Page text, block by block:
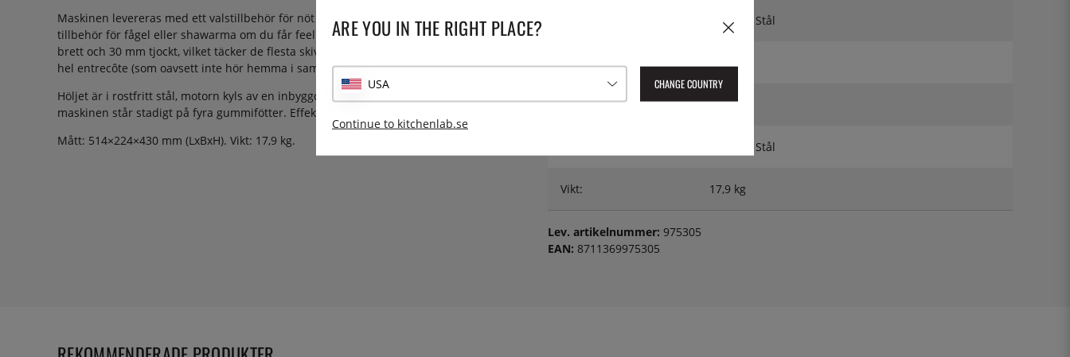
Maskinen levereras med ett valstillbehör för nöt och gris. Det går även att köpa till
tillbehör för fågel eller shawarma om du får feeling. Maximalt portionsmått är 160 mm
brett och 30 mm tjockt, vilket täcker de flesta skivade styckningsdetaljer men inte en
hel entrecôte (som oavsett inte hör hemma i sammanhanget).
Höljet är i rostfritt stål, motorn kyls av en inbyggd fläkt för kontinuerlig drift och
maskinen står stadigt på fyra gummifötter. Effekt: 350 W, 230 V.
Mått: 514×224×430 mm (LxBxH). Vikt: 17,9 kg.
Rostfritt Stål
Höjd: 43 cm
Längd: 22,4 cm
Rostfritt Stål
Vikt: 17,9 kg
Lev. artikelnummer: 975305
EAN: 8711369975305
ARE YOU IN THE RIGHT PLACE?
USA CHANGE COUNTRY
Continue to kitchenlab.se